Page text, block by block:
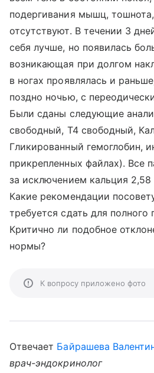
подергивания мышц,
отсутствуют. В течении 3
себя лучше, но появилась
возникающая при долгом
в ногах проявлялась и
поздно ночью, с
Были сданы следующие
свободный, Т4 свободный,
Гликированный гемоглобин,
прикрепленных файлах). Все
за исключением кальция
Какие рекомендации
требуется сдать для
Критично ли подобное
нормы?
К вопросу приложено фото
Отвечает Байрашева
врач-эндокринолог